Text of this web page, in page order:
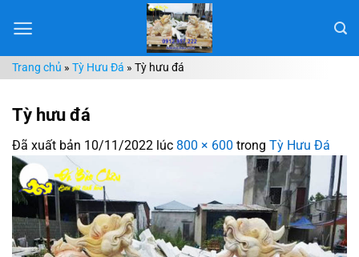
đến
dungTrang chủ » Tỳ Hưu Đá » Tỳ hưu đá
Tỳ hưu đá
Đã xuất bản 10/11/2022 lúc 800 × 600 trong Tỳ Hưu Đá